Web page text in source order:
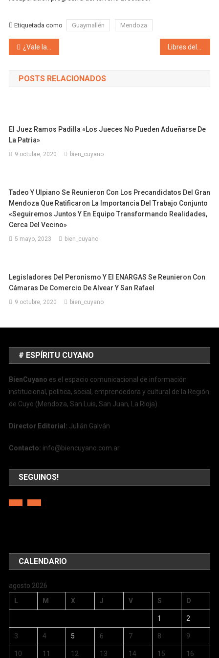
Etiquetada como Guaymallén Mendoza
Navegación de entradas
¿Vale la pena regalar poder a Buenos Aires y teñir Mendoza de violeta? Ni Orrego en San Juan, ni los cinco gobernadores que armaron un frente federal siguieron el camino de Cornejo de dejar los valores federales para arrastrarse ante la tarotista Karina Milei Libres del Sur confluye con el Partido Verde de cara a octubre y conforman el Frente Verde
POSTS RELACIONADOS
El Juez Ramos Padilla «Los Jueces No Pueden Adueñarse De
La Patria»
9 octubre, 2020 bien_cuyano
Tadeo Y Ulpiano Se Reunieron Con Los Precandidatos Del Gran
Mendoza Que Ratificaron La Importancia Del Trabajo Conjunto
«Seguiremos Juntos Y En Equipo Transformando Realidades,
Cerca Del Vecino»
5 mayo, 2023 bien_cuyano
Legisladores Del Peronismo Y El ENARGAS Se Reunieron Con
Cámaras De Comercio De Alvear Y San Rafael
9 octubre, 2020 bien_cuyano
# ESPÍRITU CUYANO
BienCuyano es el espacio comunicacional de información
institucional, política, social, emprendedora y cultural de la Región
de Cuyo (Mendoza, San Luis, San Juan, La Rioja)
Director Editorial: Julián Galván
Contacto: info@biencuyano.com.ar
SEGUINOS!
CALENDARIO
agosto 2026
L
M X J V S D
1 2
3 4 5 6 7 8 9
10 11 12 13 14 15 16